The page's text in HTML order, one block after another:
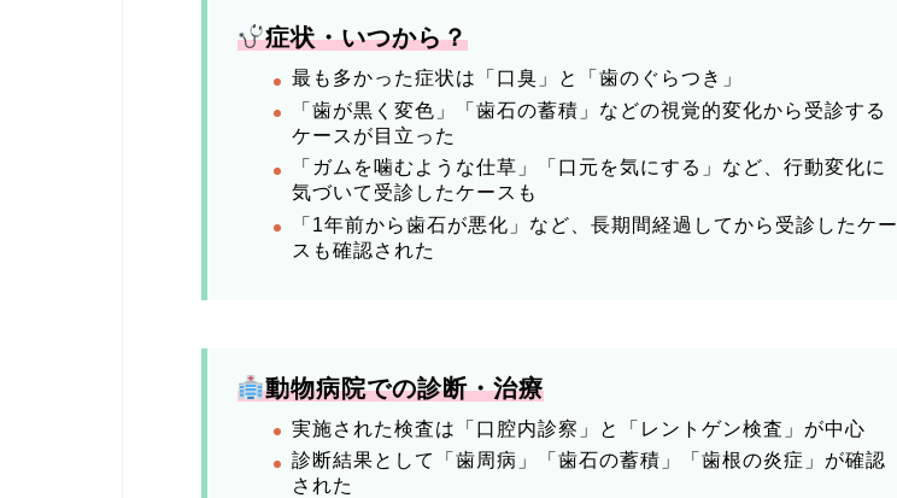
症状・いつから？
最も多かった症状は「口臭」と「歯のぐらつき」
「歯が黒く変色」「歯石の蓄積」などの視覚的変化から受診する
ケースが目立った
「ガムを噛むような仕草」「口元を気にする」など、行動変化に
気づいて受診したケースも
「1年前から歯石が悪化」など、長期間経過してから受診したケー
スも確認された
動物病院での診断・治療
実施された検査は「口腔内診察」と「レントゲン検査」が中心
診断結果として「歯周病」「歯石の蓄積」「歯根の炎症」が確認
された